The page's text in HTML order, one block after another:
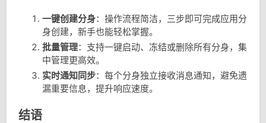
一键创建分身：操作流程简洁，三步即可完成应用分
身创建，新手也能轻松掌握。
批量管理：支持一键启动、冻结或删除所有分身，集
中管理更高效。
实时通知同步：每个分身独立接收消息通知，避免遗
漏重要信息，提升响应速度。
结语